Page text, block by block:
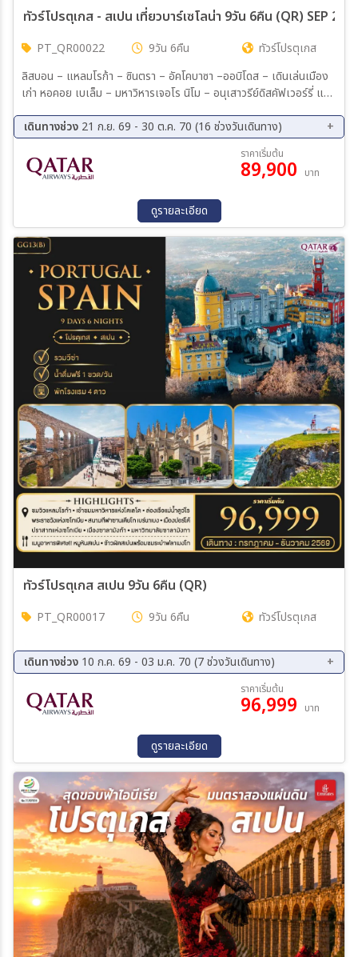
ทัวร์โปรตุเกส - สเปน เที่ยวบาร์เซโลน่า 9วัน 6คืน (QR) SEP 26
PT_QR00022 9วัน 6คืน
ทัวร์โปรตุเกส
ลิสบอน – แหลมโรก้า – ซินตรา – อัคโคบาซา –ออบิโดส – เดินเล่นเมือง
เก่า หอคอย เบเล็ม – มหาวิหารเจอโร นิโม – อนุเสาวรีย์ดิสคัฟเวอร์รี่ แห่ง
เรส (สเปน) คาเซเรส – ชมย่านเมืองเก่าคาเซเรส (มรดกโลก) มาดริด –
พระราชวังหลวง (มรดกโลก) – ชมเมืองหลวง ซาราโกซ่า – วิหารแม่พระ
แห่งเสาศักดิ์สิทธิ์ – บาร์เซโลน่า สนามฟุตบอลคัมป์นู – ถนนลารัมบรา บาร์
เซโลน่า – มองจูอิค – ย่านคาตาลุนย่า – คาซามิล่า โทเลโด้ – ชมปูเอร์ตา
มื้อค่ำพร้อมชมระบำฟลามิงโก้ มาดริด – เซโกเบีย – สะพานส่งน้ำโรมัน –
ซาราโกซ่า เข้าชมภายใน ซากราด้า ฟามิเลียร์ – อิสระชอปปิ้งเอาท์เลต ลา
โลก้า - เมนูพื้นเมืองยอดนิยม หมูหันสเปน
เดินทางช่วง 21 ก.ย. 69 - 30 ต.ค. 70 (16 ช่วงวันเดินทาง)
02 ต.ค. 69 - 10 ต.ค. 69
12 ต.ค. 69 - 20 ต.ค. 69
19 ต.ค. 69 - 27 ต.ค. 69
07 พ.ย. 69 - 15 พ.ย. 69
05 ธ.ค. 69 - 13 ธ.ค. 69
13 ก.พ. 70 - 21 ก.พ. 70
20 มี.ค. 70 - 28 มี.ค. 70
09 เม.ย. 70 - 17 เม.ย. 70
12 เม.ย. 70 - 20 เม.ย. 70
30 เม.ย. 70 - 08 พ.ค. 70
18 มิ.ย. 70 - 26 มิ.ย. 70
19 มิ.ย. 70 - 27 มิ.ย. 70
22 มิ.ย. 70 - 30 มิ.ย. 70
ราคาเริ่มต้น
89,900 บาท
ดูรายละเอียด
ทัวร์โปรตุเกส สเปน 9วัน 6คืน (QR)
PT_QR00017 9วัน 6คืน ทัวร์โปรตุเกส
เดินทางช่วง 10 ก.ค. 69 - 03 ม.ค. 70 (7 ช่วงวันเดินทาง)
14 ก.ย. 69 - 22 ก.ย. 69
12 ต.ค. 69 - 20 ต.ค. 69
19 ต.ค. 69 - 17 ต.ค. 69
16 พ.ย. 69 - 24 พ.ย. 69
03 ธ.ค. 69 - 11 ธ.ค. 69
ราคาเริ่มต้น
96,999 บาท
ดูรายละเอียด